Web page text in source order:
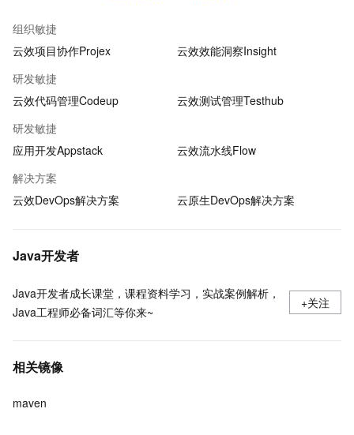
组织敏捷
云效项目协作Projex
云效效能洞察Insight
研发敏捷
云效代码管理Codeup
云效测试管理Testhub
研发敏捷
应用开发Appstack
云效流水线Flow
解决方案
云效DevOps解决方案
云原生DevOps解决方案
Java开发者
Java开发者成长课堂，课程资料学习，实战案例解析，
Java工程师必备词汇等你来~
+关注
相关镜像
maven